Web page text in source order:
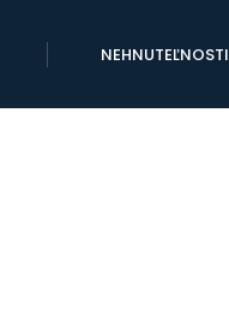
NEHNUTEĽNOSTI